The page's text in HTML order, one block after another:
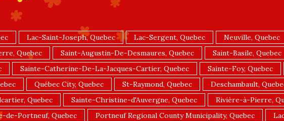
Lac-Saint-Joseph, Quebec Lac-Sergent, Quebec
Neuville, Quebec
Quebec Saint-Augustin-De-Desmaures, Quebec
Saint-Basile, Quebec
Sainte-Catherine-De-La-Jacques-Cartier, Quebec Sainte-Foy, Quebec
Québec City, Quebec St-Raymond, Quebec
Deschambault,
Quebec Sainte-Christine-d'Auvergne, Quebec
Rivière-à-Pierre,
de-Portneuf, Quebec Portneuf Regional County Municipality, Quebec